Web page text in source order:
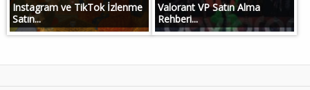
Instagram ve TikTok İzlenme
Satın...
Valorant VP Satın Alma
Rehberi...